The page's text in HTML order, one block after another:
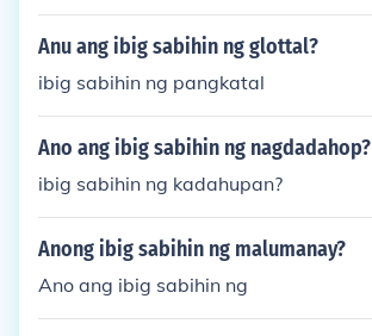
Anu ang ibig sabihin ng glottal?
ibig sabihin ng pangkatal
Ano ang ibig sabihin ng nagdadahop?
ibig sabihin ng kadahupan?
Anong ibig sabihin ng malumanay?
Ano ang ibig sabihin ng